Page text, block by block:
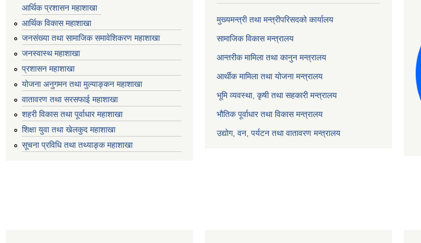
आर्थिक प्रशासन महाशाखा
आर्थिक विकास महाशाखा
जनसंख्या तथा सामाजिक समावेशिकरण महाशाखा
जनस्वास्थ महाशाखा
प्रशासन महाशाखा
योजना अनुगमन तथा मुल्याङ्कन महाशाखा
वातावरण तथा सरसफाई महाशाखा
शहरी विकास तथा पूर्वाधार महाशाखा
शिक्षा युवा तथा खेलकुद महाशाखा
सूचना प्रविधि तथा तथ्याङ्क महाशाखा
मुख्यमन्त्री तथा मन्त्रीपरिसदको कार्यालय
सामाजिक विकास मन्त्रालय
आन्तरीक मामिला तथा कानुन मन्त्रालय
आर्थीक मामिला तथा योजना मन्त्रालय
भूमि व्यवस्था, कृषी तथा सहकारी मन्त्रालय
भौतिक पूर्वाधार तथा विकास मन्त्रालय
उद्योग, वन, पर्यटन तथा वातावरण मन्त्रालय